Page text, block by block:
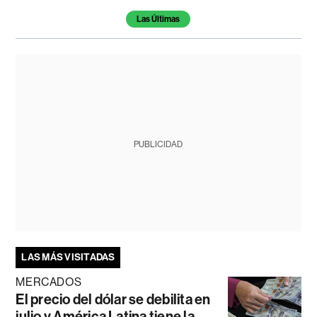
Las Últimas
PUBLICIDAD
LAS MÁS VISITADAS
MERCADOS
El precio del dólar se debilita en